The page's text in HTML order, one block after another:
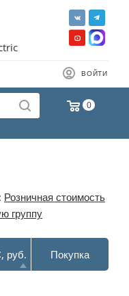
ВОЙТИ
0
Розничная стоимость
группу
руб. Покупка